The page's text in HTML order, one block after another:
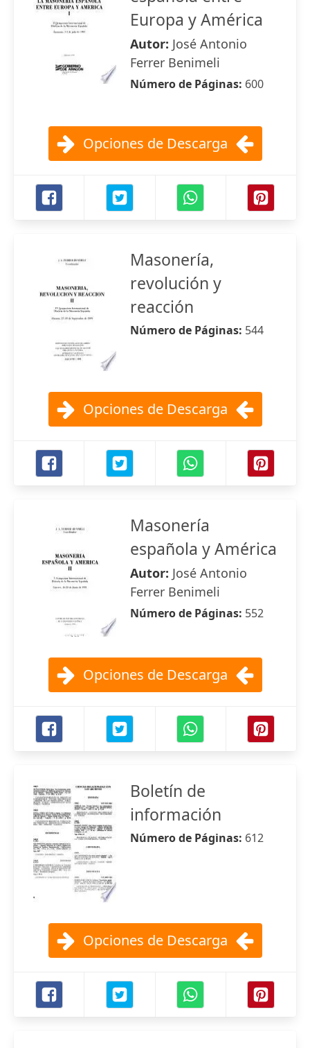
Europa y América
Autor: José Antonio
Ferrer Benimeli
Número de Páginas: 600
Opciones de Descarga
Masonería,
revolución y
reacción
Número de Páginas: 544
Opciones de Descarga
Masonería
española y América
Autor: José Antonio
Ferrer Benimeli
Número de Páginas: 552
Opciones de Descarga
Boletín de
información
Número de Páginas: 612
Opciones de Descarga